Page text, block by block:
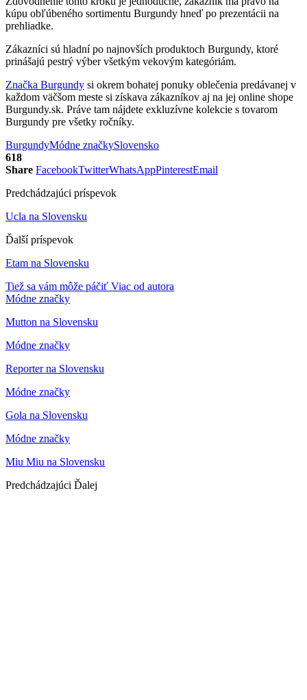
kúpu obľúbeného sortimentu Burgundy hneď po prezentácii na
prehliadke.
Zákazníci sú hladní po najnovších produktoch Burgundy, ktoré
prinášajú pestrý výber všetkým vekovým kategóriám.
Značka Burgundy si okrem bohatej ponuky oblečenia predávanej v
každom väčšom meste si získava zákazníkov aj na jej online shope
Burgundy.sk. Práve tam nájdete exkluzívne kolekcie s tovarom
Burgundy pre všetky ročníky.
BurgundyMódne značkySlovensko
618
Share FacebookTwitterWhatsAppPinterestEmail
Predchádzajúci príspevok
Ucla na Slovensku
Ďalší príspevok
Etam na Slovensku
Tiež sa vám môže páčiť Viac od autora
Módne značky
Mutton na Slovensku
Módne značky
Reporter na Slovensku
Módne značky
Gola na Slovensku
Módne značky
Miu Miu na Slovensku
Predchádzajúci Ďalej